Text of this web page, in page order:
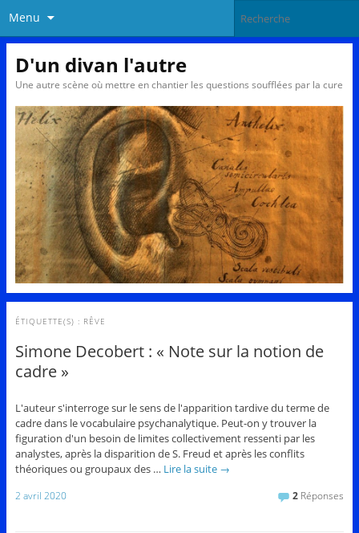
Menu
D'un divan l'autre
Une autre scène où mettre en chantier les questions soufflées par la cure
ÉTIQUETTE(S) : RÊVE
Simone Decobert : « Note sur la notion de
cadre »
L'auteur s'interroge sur le sens de l'apparition tardive du terme de
cadre dans le vocabulaire psychanalytique. Peut-on y trouver la
figuration d'un besoin de limites collectivement ressenti par les
analystes, après la disparition de S. Freud et après les conflits
théoriques ou groupaux des … Lire la suite →
2 avril 2020 2 Réponses